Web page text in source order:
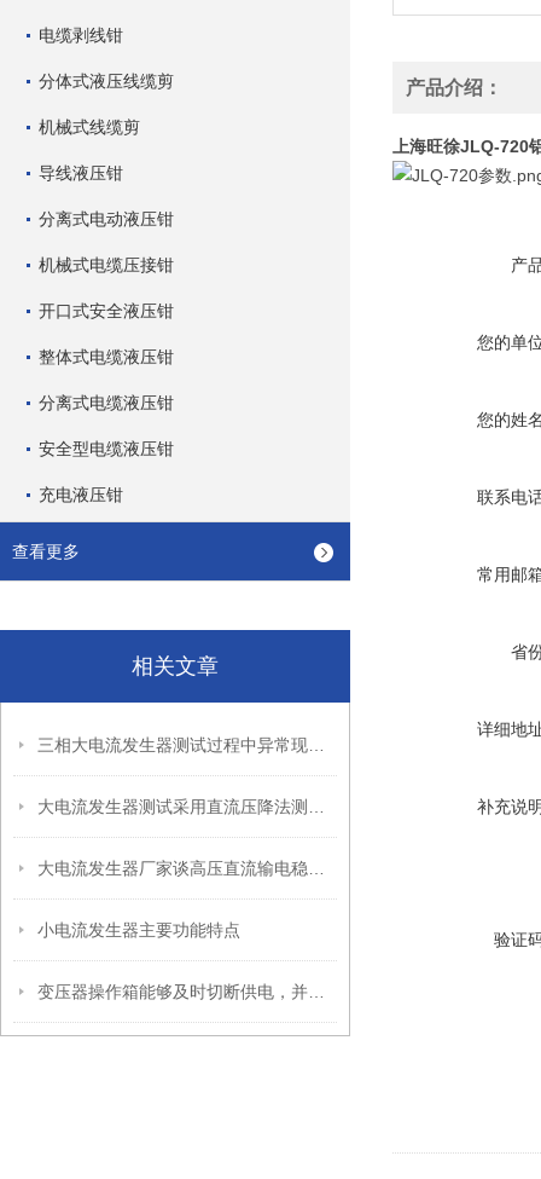
电缆剥线钳
分体式液压线缆剪
机械式线缆剪
导线液压钳
分离式电动液压钳
机械式电缆压接钳
开口式安全液压钳
整体式电缆液压钳
分离式电缆液压钳
安全型电缆液压钳
充电液压钳
查看更多
相关文章
小电流发生器主要功能特点
产品介绍：
上海旺徐JLQ-720
产
您的单
您的姓
联系电
常用邮
省
详细地
补充说
验证